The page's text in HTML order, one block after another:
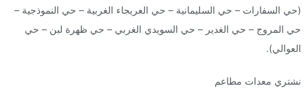
(حي السفارات – حي السليمانية – حي العريجاء الغربية – حي النموذجية –
حي المروج – حي الغدير – حي السويدي الغربي – حي ظهرة لبن – حي
العوالي).
نشتري معدات مطاعم